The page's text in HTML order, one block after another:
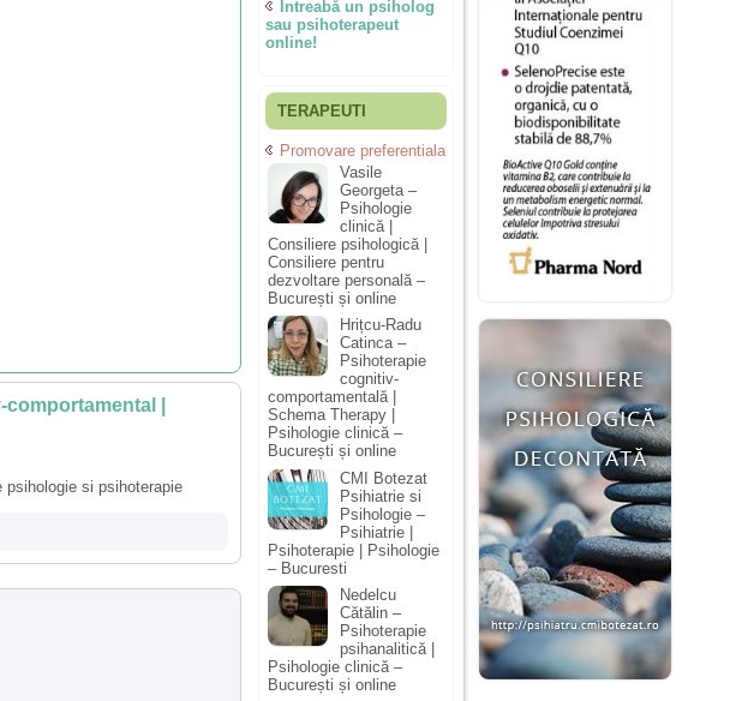
|
psihologie si psihoterapie
Întreabă un psiholog
sau psihoterapeut
online!
TERAPEUTI
Promovare preferentiala
Vasile
Georgeta –
Psihologie
clinică |
Consiliere psihologică |
Consiliere pentru
dezvoltare personală –
București și online
Hrițcu-Radu
Catinca –
Psihoterapie
cognitiv-
comportamentală |
Schema Therapy |
Psihologie clinică –
București și online
CMI Botezat
Psihiatrie si
Psihologie –
Psihiatrie |
Psihoterapie | Psihologie
– Bucuresti
Nedelcu
Cătălin –
Psihoterapie
psihanalitică |
Psihologie clinică –
București și online